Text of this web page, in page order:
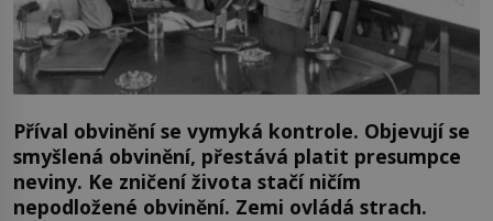
Příval obvinění se vymyká kontrole. Objevují se
smyšlená obvinění, přestává platit presumpce
neviny. Ke zničení života stačí ničím
nepodložené obvinění. Zemi ovládá strach.